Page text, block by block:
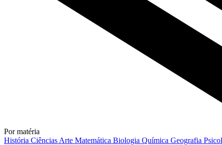
Por matéria
História Ciências Arte Matemática Biologia Química Geografia